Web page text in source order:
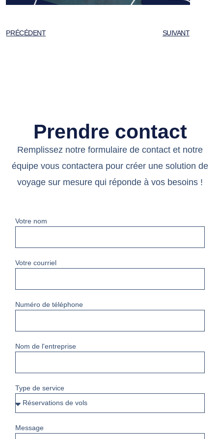
PRÉCÉDENT SUIVANT
Prendre contact
Remplissez notre formulaire de contact et notre
équipe vous contactera pour créer une solution de
voyage sur mesure qui réponde à vos besoins !
Votre nom
Votre courriel
Numéro de téléphone
Nom de l'entreprise
Type de service
Message